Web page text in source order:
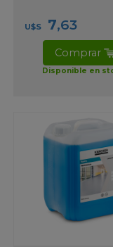
U$S 7,63
Disponible en
Comprar